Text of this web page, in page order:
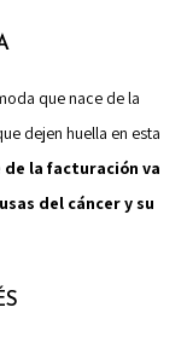
que nace de la
dejen huella en esta
de la facturación va
del cáncer y su